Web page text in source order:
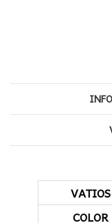
VATIOS
COLOR